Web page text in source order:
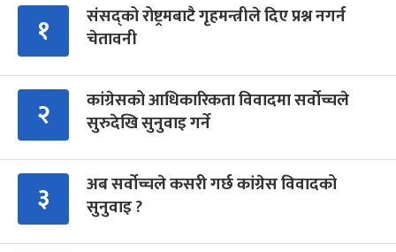
१
संसद्को रोष्ट्रमबाटै गृहमन्त्रीले दिए प्रश्न नगर्न
चेतावनी
२
कांग्रेसको आधिकारिकता विवादमा सर्वोच्चले
सुरुदेखि सुनुवाइ गर्ने
३
अब सर्वोच्चले कसरी गर्छ कांग्रेस विवादको
सुनुवाइ ?